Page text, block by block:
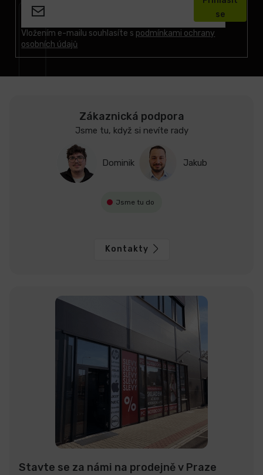
Vložením e-mailu souhlasíte s podmínkami ochrany
osobních údajů
se
Zákaznická podpora
Jsme tu, když si nevíte rady
Dominik Jakub
Jsme tu do
Kontakty
Stavte se za námi na prodejně v Praze